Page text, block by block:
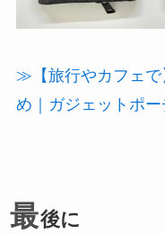
≫【旅行やカフェで
め｜ガジェットポ
最後に